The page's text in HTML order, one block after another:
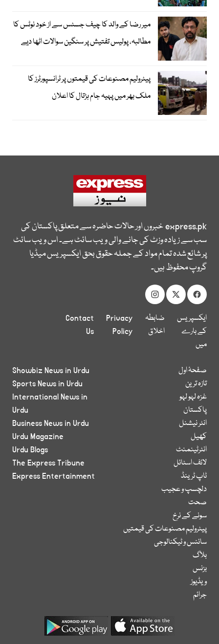
میر رضا کے والد کا چیف جسٹس سے از خود نوٹس کا
مطالبہ، پولیس تفتیش پر سنگین سوالات اٹھا دیے
پیٹرولیم مصنوعات کی قیمتوں پر ٹرانسپورٹرز کا
ملک بھر میں پہیہ جام ہڑتال کا اعلان
express.pkخبروں اور حالات حاضرہ سے متعلق پاکستان کی
سب سے زیادہ وزٹ کی جانے والی ویب سائٹ ہے۔ اس ویب سائٹ
پر شائع شدہ تمام مواد کے جملہ حقوق بحق ایکسپریس میڈیا
گروپ محفوظ ہیں۔
ایکسپریس
کے بارے
میں
ضابطہ
اخلاق
Privacy
Policy
Contact
Us
صفحۂ اول
تازہ ترین
غزہ لہو لہو
پاکستان
انٹر نیشنل
کھیل
انٹرٹینمنٹ
لائف اسٹائل
ٹاپ ٹرینڈ
دلچسپ و عجیب
صحت
سونے کے نرخ
پیٹرولیم مصنوعات کی قیمتیں
سائنس و ٹیکنالوجی
بلاگ
بزنس
ویڈیوز
جرائم
Showbiz News in Urdu
Sports News in Urdu
International News in
Urdu
Business News in Urdu
Urdu Magazine
Urdu Blogs
The Express Tribune
Express Entertainment